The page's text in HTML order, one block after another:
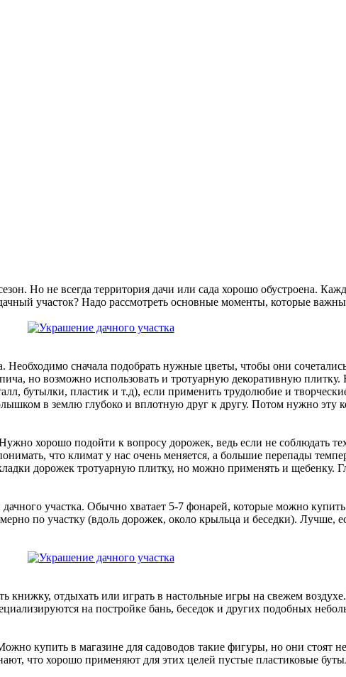
Но не всегда территория дачи или сада хорошо обустроена.
участок? Надо рассмотреть основные моменты, которые
Необходимо сначала подобрать нужные цветы, чтобы они
но возможно использовать и тротуарную декоративную плитку.
бутылки, пластик и т.д), если применить трудолюбие и
в землю глубоко и вплотную друг к другу. Потом нужно эту
хорошо подойти к вопросу дорожек, ведь если не соблюдать
что климат у нас очень меняется, а большие перепады
дорожек тротуарную плитку, но можно применять и щебенку.
участка. Обычно хватает 5-7 фонарей, которые можно
по участку (вдоль дорожек, около крыльца и беседки). Лучше,
книжку, отдыхать или играть в настольные игры на свежем
на постройке бань, беседок и других подобных
купить в магазине для садоводов такие фигуры, но они стоят
что хорошо применяют для этих целей пустые пластиковые